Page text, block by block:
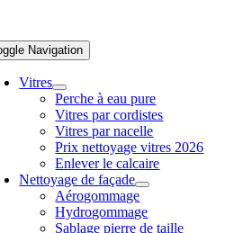
Navigation
Vitres
Perche à eau pure
Vitres par cordistes
Vitres par nacelle
Prix nettoyage vitres 2026
Enlever le calcaire
Nettoyage de façade
Aérogommage
Hydrogommage
Sablage pierre de taille